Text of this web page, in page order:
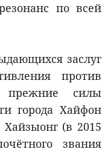
по всей
заслуг
против
прежние силы
города Хайфон
(в 2015
звания